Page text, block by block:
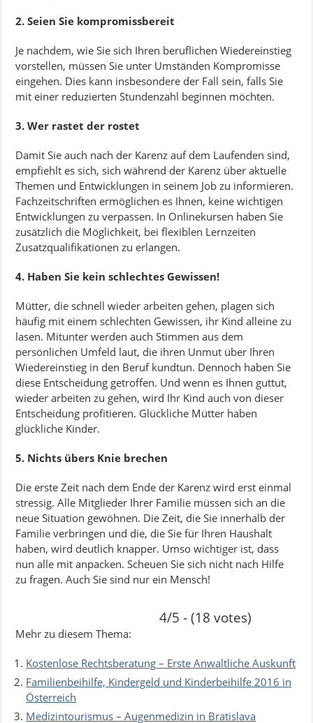
2. Seien Sie kompromissbereit
Je nachdem, wie Sie sich Ihren beruflichen Wiedereinstieg
vorstellen, müssen Sie unter Umständen Kompromisse
eingehen. Dies kann insbesondere der Fall sein, falls Sie
mit einer reduzierten Stundenzahl beginnen möchten.
3. Wer rastet der rostet
Damit Sie auch nach der Karenz auf dem Laufenden sind,
empfiehlt es sich, sich während der Karenz über aktuelle
Themen und Entwicklungen in seinem Job zu informieren.
Fachzeitschriften ermöglichen es Ihnen, keine wichtigen
Entwicklungen zu verpassen. In Onlinekursen haben Sie
zusätzlich die Möglichkeit, bei flexiblen Lernzeiten
Zusatzqualifikationen zu erlangen.
4. Haben Sie kein schlechtes Gewissen!
Mütter, die schnell wieder arbeiten gehen, plagen sich
häufig mit einem schlechten Gewissen, ihr Kind alleine zu
lasen. Mitunter werden auch Stimmen aus dem
persönlichen Umfeld laut, die ihren Unmut über Ihren
Wiedereinstieg in den Beruf kundtun. Dennoch haben Sie
diese Entscheidung getroffen. Und wenn es Ihnen guttut,
wieder arbeiten zu gehen, wird Ihr Kind auch von dieser
Entscheidung profitieren. Glückliche Mütter haben
glückliche Kinder.
5. Nichts übers Knie brechen
Die erste Zeit nach dem Ende der Karenz wird erst einmal
stressig. Alle Mitglieder Ihrer Familie müssen sich an die
neue Situation gewöhnen. Die Zeit, die Sie innerhalb der
Familie verbringen und die, die Sie für Ihren Haushalt
haben, wird deutlich knapper. Umso wichtiger ist, dass
nun alle mit anpacken. Scheuen Sie sich nicht nach Hilfe
zu fragen. Auch Sie sind nur ein Mensch!
4/5 - (18 votes)
Mehr zu diesem Thema:
Kostenlose Rechtsberatung – Erste Anwaltliche Auskunft
Familienbeihilfe, Kindergeld und Kinderbeihilfe 2016 in
Österreich
Medizintourismus – Augenmedizin in Bratislava